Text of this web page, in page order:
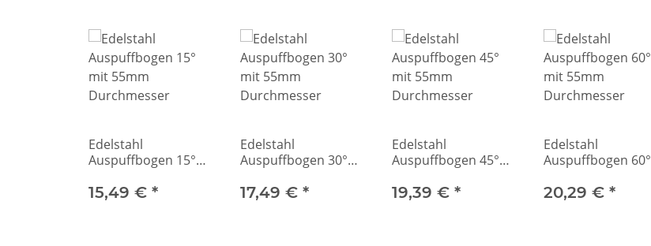
Edelstahl
Auspuffbogen 15°
Durchmesser
15,49 € *
Edelstahl
Auspuffbogen 30°
Durchmesser
17,49 € *
Edelstahl
Auspuffbogen 45°
Durchmesser
19,39 € *
Edelstahl
Auspuffbogen 60°
Durchmesser
20,29 € *